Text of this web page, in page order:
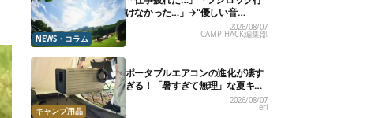
NEWS・コラム
けなかった…」→“優しい音
楽”と“大きな自然”で治癒。まだ間
に合います。
2026/08/07
CAMP HACK編集部
キャンプ用品
ポータブルエアコンの進化が凄す
ぎる！「暑すぎて無理」な夏キャ
ンプを激変させる最新5選2026/08/07
eri